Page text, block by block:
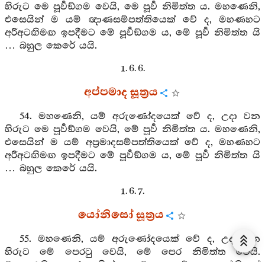
හිරුට මෙ පූර්‍වඞ්ගම වෙයි, මෙ පූර්‍ව නිමිත්ත ය. මහණෙනි,
එසෙයින් ම යම් ඥාණසම්පත්තියෙක් වේ ද, මහණහට
අරීඅටඟිමඟ ඉපදීමට මේ පූර්‍වඞ්ගම ය, මේ පූර්‍ව නිමිත්ත යි
… බහුල කෙරේ යයි.
1. 6. 6.
අප්පමාද සූත්‍රය
54. මහණෙනි, යම් අරුණෝදයෙක් වේ ද, උදා වන
හිරුට මෙ පූර්‍වඞ්ගම වෙයි, මේ පූර්‍ව නිමිත්ත ය. මහණෙනි,
එසෙයින් ම යම් අප්‍රමාදසම්පත්තියෙක් වේ ද, මහණහට
අරීඅටඟිමඟ ඉපදීමට මේ පූර්‍වඞ්ගම ය, මේ පූර්‍ව නිමිත්ත යි
… බහුල කෙරේ යයි.
1. 6. 7.
යෝනිසෝ සූත්‍රය
55. මහණෙනි, යම් අරුණෝදයෙක් වේ ද, උදා වන
හිරුට මේ පෙරටු වෙයි, මේ පෙර නිමිත්ත වෙයි.